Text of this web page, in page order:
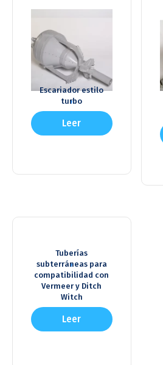
,
Escariador estilo
turbo
Leer
,
Tuberías
subterráneas para
compatibilidad con
Vermeer y Ditch
Witch
Leer